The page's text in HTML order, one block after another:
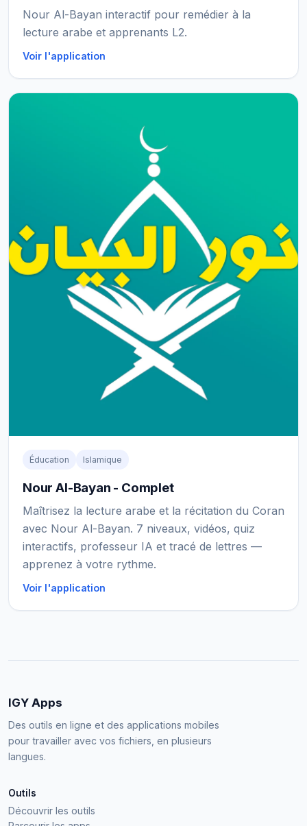
Nour Al-Bayan interactif pour remédier à la
lecture arabe et apprenants L2.
Voir l'application
Éducation Islamique
Nour Al-Bayan - Complet
Maîtrisez la lecture arabe et la récitation du Coran
avec Nour Al-Bayan. 7 niveaux, vidéos, quiz
interactifs, professeur IA et tracé de lettres —
apprenez à votre rythme.
Voir l'application
IGY Apps
Des outils en ligne et des applications mobiles
pour travailler avec vos fichiers, en plusieurs
langues.
Outils
Découvrir les outils